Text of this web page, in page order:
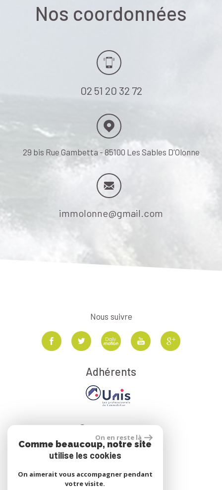
Nos coordonnées
02 51 20 32 72
29 bis Rue Gambetta - 85100 Les Sables D'Olonne
immolonne@gmail.com
Nous suivre
Adhérents
Se connecter
réalisé par
On en reste là
Comme beaucoup, notre site
utilise les cookies
On aimerait vous accompagner pendant
votre visite.